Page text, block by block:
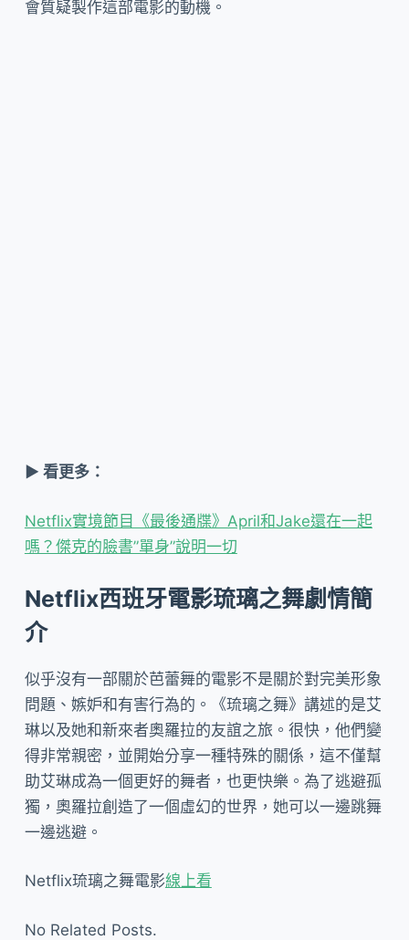
會質疑製作這部電影的動機。
▶ 看更多：
Netflix實境節目《最後通牒》April和Jake還在一起
嗎？傑克的臉書”單身”說明一切
Netflix西班牙電影琉璃之舞劇情簡
介
似乎沒有一部關於芭蕾舞的電影不是關於對完美形象
問題、嫉妒和有害行為的。《琉璃之舞》講述的是艾
琳以及她和新來者奧羅拉的友誼之旅。很快，他們變
得非常親密，並開始分享一種特殊的關係，這不僅幫
助艾琳成為一個更好的舞者，也更快樂。為了逃避孤
獨，奧羅拉創造了一個虛幻的世界，她可以一邊跳舞
一邊逃避。
Netflix琉璃之舞電影線上看
No Related Posts.